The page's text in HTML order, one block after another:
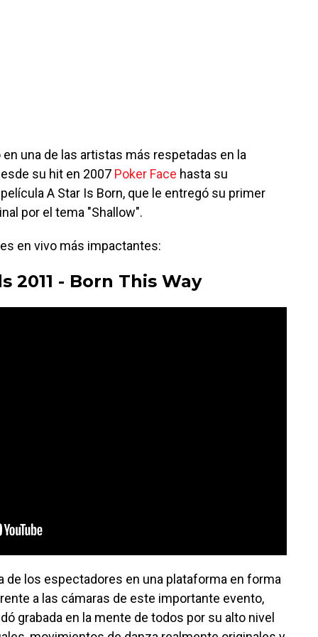
una de las artistas más respetadas en la
su hit en 2007 Poker Face hasta su
A Star Is Born, que le entregó su primer
por el tema "Shallow".
en vivo más impactantes:
2011 - Born This Way
de los espectadores en una plataforma en forma
a las cámaras de este importante evento,
grabada en la mente de todos por su alto nivel